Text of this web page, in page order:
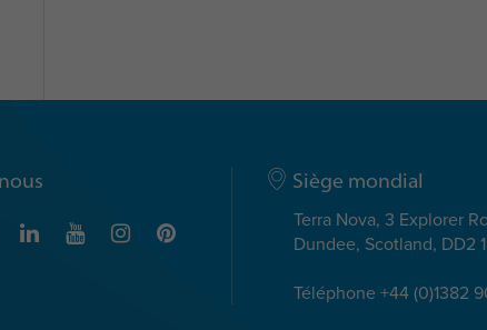
Siège mondial
Terra Nova, 3 Explorer
Dundee, Scotland, DD2
Téléphone +44 (0)1382